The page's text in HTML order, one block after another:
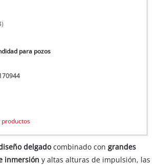
para pozos
delgadocombinado congrandes
inmersión y altas alturas de impulsión, las